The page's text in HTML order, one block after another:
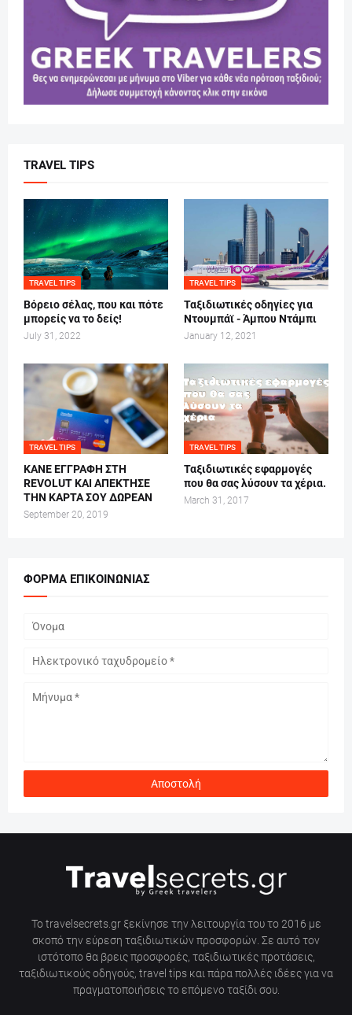
TRAVEL TIPS
TRAVEL TIPS
Βόρειο σέλας, που και πότε
μπορείς να το δείς!
July 31, 2022
TRAVEL TIPS
Ταξιδιωτικές οδηγίες για
Ντουμπάϊ - Άμπου Ντάμπι
January 12, 2021
TRAVEL TIPS
ΚΑΝΕ ΕΓΓΡΑΦΗ ΣΤΗ
REVOLUT ΚΑΙ ΑΠΕΚΤΗΣΕ
ΤΗΝ ΚΑΡΤΑ ΣΟΥ ΔΩΡΕΑΝ
September 20, 2019
TRAVEL TIPS
Ταξιδιωτικές εφαρμογές
που θα σας λύσουν τα χέρια.
March 31, 2017
ΦΌΡΜΑ ΕΠΙΚΟΙΝΩΝΊΑΣ
Το travelsecrets.gr ξεκίνησε την λειτουργία του το 2016 με
σκοπό την εύρεση ταξιδιωτικών προσφορών. Σε αυτό τον
ιστότοπο θα βρεις προσφορές, ταξιδιωτικές προτάσεις,
ταξιδιωτικούς οδηγούς, travel tips και πάρα πολλές ιδέες για να
πραγματοποιήσεις το επόμενο ταξίδι σου.